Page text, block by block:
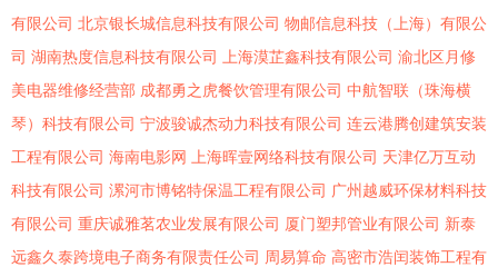
有限公司 北京银长城信息科技有限公司 物邮信息科技（上海）有限公
司 湖南热度信息科技有限公司 上海漠芷鑫科技有限公司 渝北区月修
美电器维修经营部 成都勇之虎餐饮管理有限公司 中航智联（珠海横
琴）科技有限公司 宁波骏诚杰动力科技有限公司 连云港腾创建筑安装
工程有限公司 海南电影网 上海晖壹网络科技有限公司 天津亿万互动
科技有限公司 漯河市博铭特保温工程有限公司 广州越威环保材料科技
有限公司 重庆诚雅茗农业发展有限公司 厦门塑邦管业有限公司 新泰
远鑫久泰跨境电子商务有限责任公司 周易算命 高密市浩闰装饰工程有